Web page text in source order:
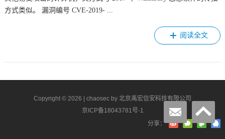
方式类似。 漏洞编号 CVE-2019- ...
阅读全文
Copyright © 2026 | chaosec by 北京禹宏信安科技有限公司
京ICP备18043781号-1
分享：